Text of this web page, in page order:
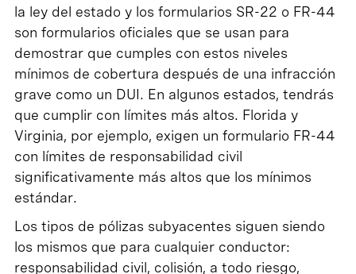
la ley del estado y los formularios SR-22 o FR-44
son formularios oficiales que se usan para
demostrar que cumples con estos niveles
mínimos de cobertura después de una infracción
grave como un DUI. En algunos estados, tendrás
que cumplir con límites más altos. Florida y
Virginia, por ejemplo, exigen un formulario FR-44
con límites de responsabilidad civil
significativamente más altos que los mínimos
estándar.
Los tipos de pólizas subyacentes siguen siendo
los mismos que para cualquier conductor:
responsabilidad civil, colisión, a todo riesgo,